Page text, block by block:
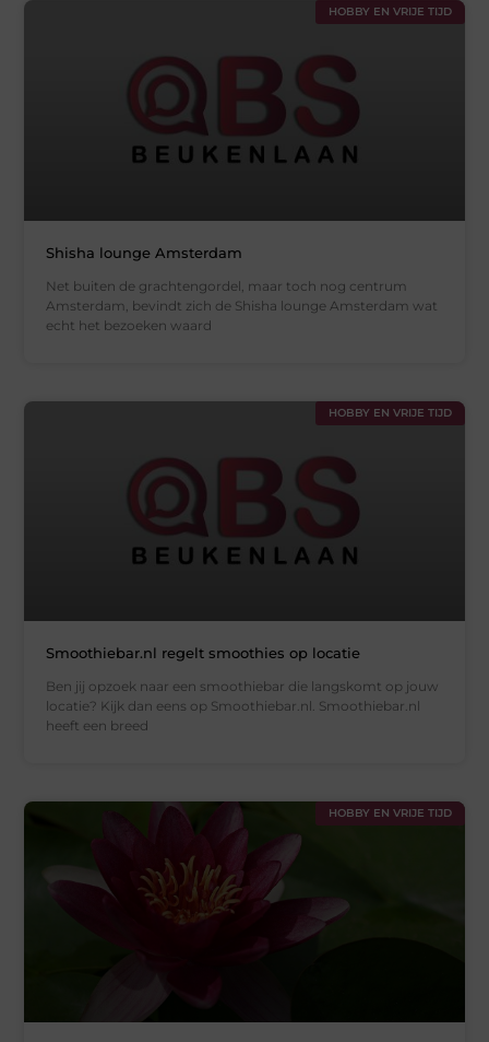
HOBBY EN VRIJE TIJD
Shisha lounge Amsterdam
Net buiten de grachtengordel, maar toch nog centrum
Amsterdam, bevindt zich de Shisha lounge Amsterdam wat
echt het bezoeken waard
HOBBY EN VRIJE TIJD
Smoothiebar.nl regelt smoothies op locatie
Ben jij opzoek naar een smoothiebar die langskomt op jouw
locatie? Kijk dan eens op Smoothiebar.nl. Smoothiebar.nl
heeft een breed
HOBBY EN VRIJE TIJD